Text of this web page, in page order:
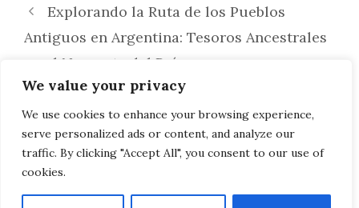
We value your privacy
We use cookies to enhance your browsing experience,
serve personalized ads or content, and analyze our
traffic. By clicking "Accept All", you consent to our use of
cookies.
Explorando la Ruta de los Pueblos
Antiguos en Argentina: Tesoros Ancestrales
en el Noroeste del País
Explorando la Ruta de la Fauna
Patagónica en Argentina: Un Viaje a la
Tierra de Criaturas Majestuosas